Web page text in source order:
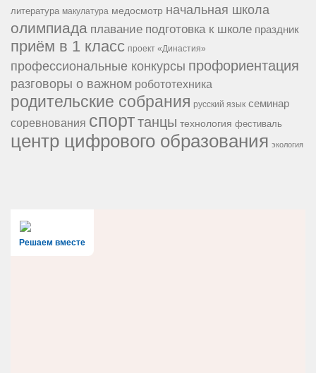
литература макулатура медосмотр начальная школа
олимпиада плавание подготовка к школе праздник
приём в 1 класс проект «Династия»
профессиональные конкурсы профориентация
разговоры о важном робототехника
родительские собрания русский язык семинар
соревнования спорттанцы технология фестиваль
центр цифрового образования экология
Решаем вместе